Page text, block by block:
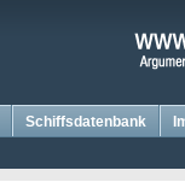
Schiffsdatenbank